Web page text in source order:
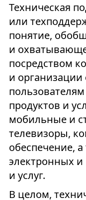
Техническая
или
понятие,
и
посредством
и
продуктов и
мобильные и
телевизоры,
обеспечение,
электронных и
и услуг.
В целом,